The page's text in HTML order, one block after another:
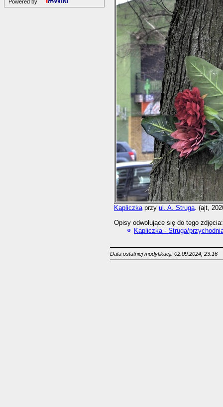
Powered by
Kapliczkaprzy ul. A. Struga. (ajt,
Opisy odwołujące się do tego zdjęcia:
Kapliczka - Struga/
Data ostatniej modyfikacji: 02.09.2024, 23:16